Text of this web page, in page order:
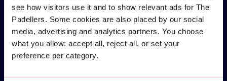
see how visitors use it and to show relevant ads for The
Padellers. Some cookies are also placed by our social
media, advertising and analytics partners. You choose
what you allow: accept all, reject all, or set your
preference per category.
MONDAY